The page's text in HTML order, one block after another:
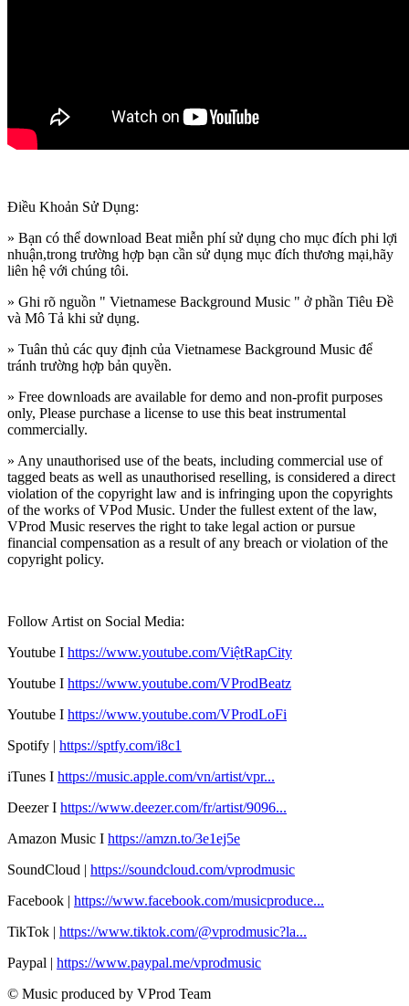
Điều Khoản Sử Dụng:
» Bạn có thể download Beat miễn phí sử dụng cho mục đích phi lợi
nhuận,trong trường hợp bạn cần sử dụng mục đích thương mại,hãy
liên hệ với chúng tôi.
» Ghi rõ nguồn " Vietnamese Background Music " ở phần Tiêu Đề
và Mô Tả khi sử dụng.
» Tuân thủ các quy định của Vietnamese Background Music để
tránh trường hợp bản quyền.
» Free downloads are available for demo and non-profit purposes
only, Please purchase a license to use this beat instrumental
commercially.
» Any unauthorised use of the beats, including commercial use of
tagged beats as well as unauthorised reselling, is considered a direct
violation of the copyright law and is infringing upon the copyrights
of the works of VPod Music. Under the fullest extent of the law,
VProd Music reserves the right to take legal action or pursue
financial compensation as a result of any breach or violation of the
copyright policy.
Follow Artist on Social Media:
Youtube I https://www.youtube.com/ViệtRapCity
Youtube I https://www.youtube.com/VProdBeatz
Youtube I https://www.youtube.com/VProdLoFi
Spotify | https://sptfy.com/i8c1
iTunes I https://music.apple.com/vn/artist/vpr...
Deezer I https://www.deezer.com/fr/artist/9096...
Amazon Music I https://amzn.to/3e1ej5e​
SoundCloud | https://soundcloud.com/vprodmusic
Facebook | https://www.facebook.com/musicproduce...
TikTok | https://www.tiktok.com/@vprodmusic?la...
Paypal | https://www.paypal.me/vprodmusic
© Music produced by VProd Team